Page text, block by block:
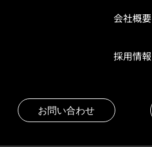
会社概要
採用情報
お問い合わせ